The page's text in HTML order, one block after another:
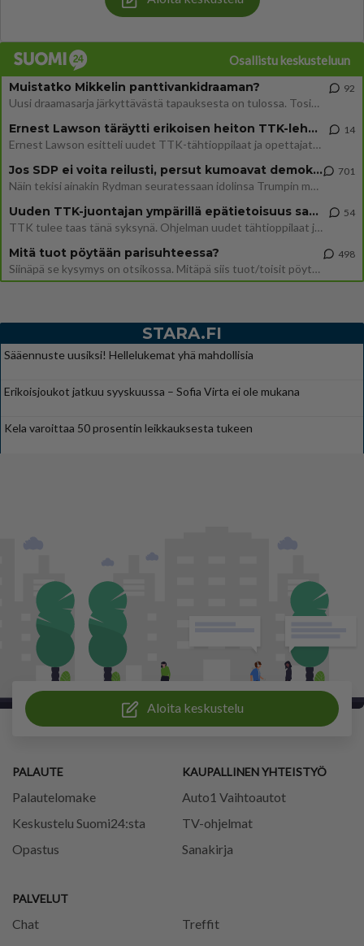
Osallistu keskusteluun
Muistatko Mikkelin panttivankidraaman?
Uusi draamasarja järkyttävästä tapauksesta on tulossa. Tositapahtumiin perustuva sarja ammentaa vuoden 1986 Mikkelin pan
92
Ernest Lawson täräytti erikoisen heiton TTK-lehdistötilaisuudessa: " Onko tässä tarkoituksena...?"
Ernest Lawson esitteli uudet TTK-tähtioppilaat ja opettajat torstaina 6.8. lehdistölle. Tulevalla kaudella on yksi hausk
14
Jos SDP ei voita reilusti, persut kumoavat demokratian Suomesta
Näin tekisi ainakin Rydman seuratessaan idolinsa Trumpin mallia https://www.is.fi/politiikka/art-2000012187244.html
701
Uuden TTK-juontajan ympärillä epätietoisuus sakenee - Nyt MTV hämmentää soppaa
TTK tulee taas tänä syksynä. Ohjelman uudet tähtioppilaat julkistetaan torstaina 6. elokuuta klo 14 alkavassa lehdistö
54
Mitä tuot pöytään parisuhteessa?
Siinäpä se kysymys on otsikossa. Mitäpä siis tuot/toisit pöytään parisuhteessa? Oletko mies vai nainen? Koetko sen mitä
498
STARA.FI
Sääennuste uusiksi! Hellelukemat yhä mahdollisia
Erikoisjoukot jatkuu syyskuussa – Sofia Virta ei ole mukana
Kela varoittaa 50 prosentin leikkauksesta tukeen
Aloita keskustelu
PALAUTE
Palautelomake
Keskustelu Suomi24:sta
Opastus
PALVELUT
Chat
Treffit
KAUPALLINEN YHTEISTYÖ
Auto1 Vaihtoautot
TV-ohjelmat
Sanakirja